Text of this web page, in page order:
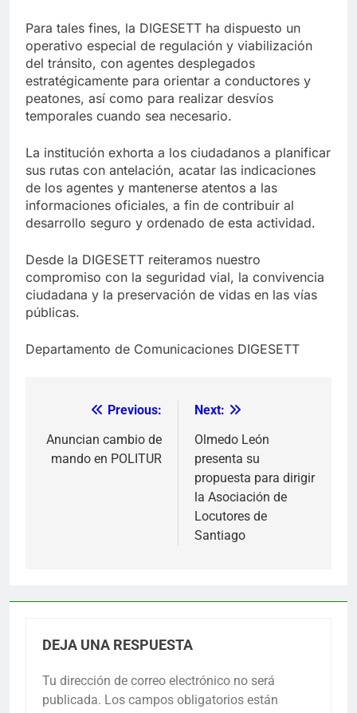
Para tales fines, la DIGESETT ha dispuesto un
operativo especial de regulación y viabilización
del tránsito, con agentes desplegados
estratégicamente para orientar a conductores y
peatones, así como para realizar desvíos
temporales cuando sea necesario.
La institución exhorta a los ciudadanos a planificar
sus rutas con antelación, acatar las indicaciones
de los agentes y mantenerse atentos a las
informaciones oficiales, a fin de contribuir al
desarrollo seguro y ordenado de esta actividad.
Desde la DIGESETT reiteramos nuestro
compromiso con la seguridad vial, la convivencia
ciudadana y la preservación de vidas en las vías
públicas.
Departamento de Comunicaciones DIGESETT
Navegación
de
Previous:
Anuncian cambio de
mando en POLITUR
Next:
Olmedo León
presenta su
propuesta para dirigir
la Asociación de
Locutores de
Santiago
DEJA UNA RESPUESTA
Tu dirección de correo electrónico no será
publicada. Los campos obligatorios están